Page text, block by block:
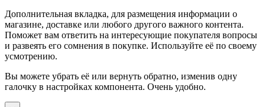
Дополнительная вкладка, для размещения информации о
магазине, доставке или любого другого важного контента.
Поможет вам ответить на интересующие покупателя вопросы
и развеять его сомнения в покупке. Используйте её по своему
усмотрению.
Вы можете убрать её или вернуть обратно, изменив одну
галочку в настройках компонента. Очень удобно.